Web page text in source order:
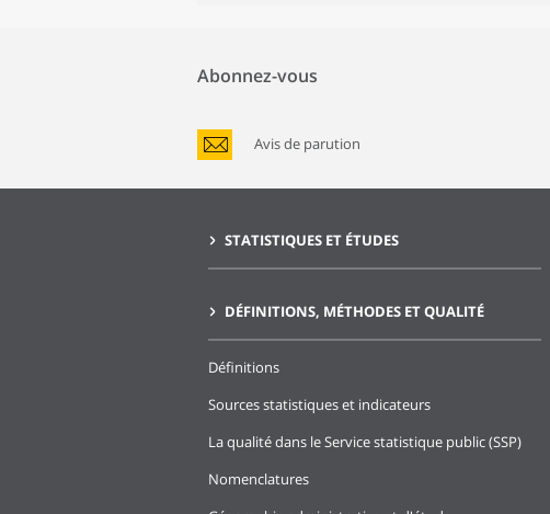
Abonnez-vous
Avis de parution
STATISTIQUES ET ÉTUDES
DÉFINITIONS, MÉTHODES ET QUALITÉ
Définitions
Sources statistiques et indicateurs
La qualité dans le Service statistique public (SSP)
Nomenclatures